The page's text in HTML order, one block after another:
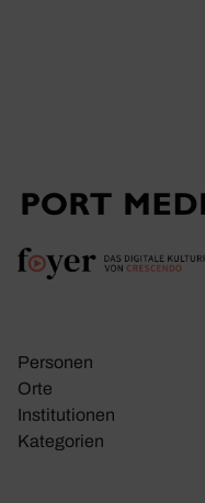
Personen
Orte
Insti­tu­tionen
Kate­go­rien